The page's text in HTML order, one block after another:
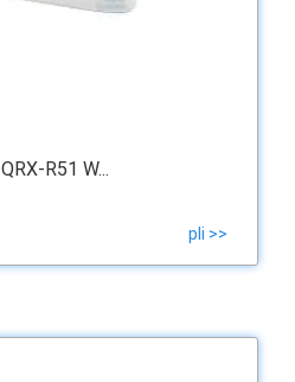
R51 W...
pli >>